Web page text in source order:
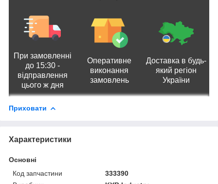
При замовленні
до 15:30 -
відправлення
цього ж дня
Оперативне
виконання
замовлень
Доставка в будь-
який регіон
України
Приховати
Характеристики
Основні
Код запчастини
333390